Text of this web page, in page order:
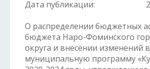
Дата публикации:
О распределении бюджетных
бюджета Наро-Фоминского
округа и внесении изменений в
муниципальную программу